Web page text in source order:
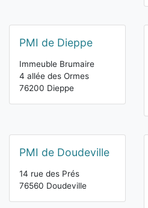
PMI de Dieppe
Immeuble Brumaire
4 allée des Ormes
76200 Dieppe
PMI de Doudeville
14 rue des Prés
76560 Doudeville